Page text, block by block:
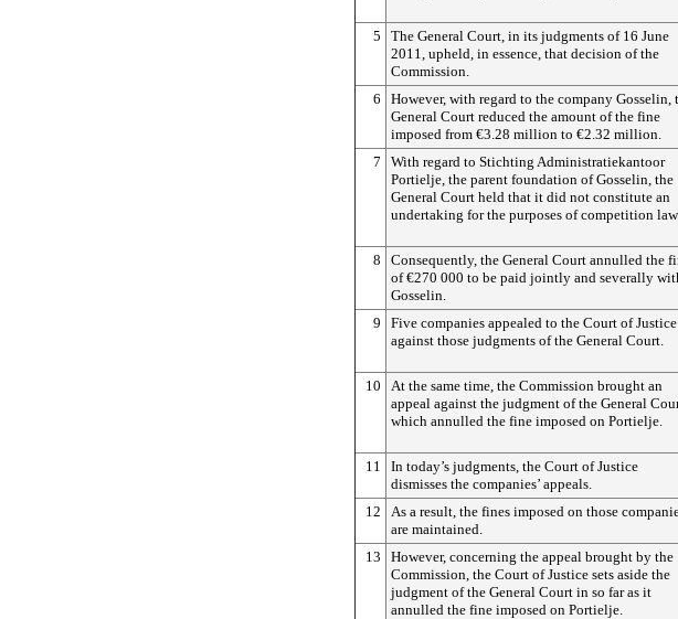
5
The General Court, in its judgments of 16 June
2011, upheld, in essence, that decision of the
Commission.
6
However, with regard to the company Gosselin,
General Court reduced the amount of the fine
imposed from €3.28 million to €2.32 million.
7
With regard to Stichting Administratiekantoor
Portielje, the parent foundation of Gosselin, the
General Court held that it did not constitute an
undertaking for the purposes of competition
8
Consequently, the General Court annulled the
of €270 000 to be paid jointly and severally
Gosselin.
9
Five companies appealed to the Court of Justice
against those judgments of the General Court.
10
At the same time, the Commission brought an
appeal against the judgment of the General
which annulled the fine imposed on Portielje.
11
In today’s judgments, the Court of Justice
dismisses the companies’ appeals.
12
As a result, the fines imposed on those
are maintained.
13
However, concerning the appeal brought by the
Commission, the Court of Justice sets aside the
judgment of the General Court in so far as it
annulled the fine imposed on Portielje.